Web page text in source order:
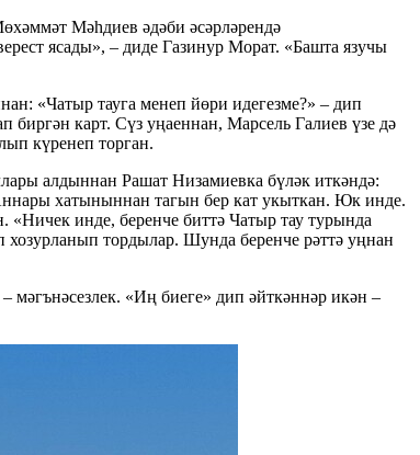
Мәһдиев әдәби әсәрләрендә
ясады», – диде Газинур Морат. «Башта язучы
«Чатыр тауга менеп йөри идегезме?» – дип
карт. Сүз уңаеннан, Марсель Галиев үзе дә
күренеп торган.
алдыннан Рашат Низамиевка бүләк иткәндә:
хатыныннан тагын бер кат укыткан. Юк инде.
инде, беренче биттә Чатыр тау турында
тордылар. Шунда беренче рәттә уңнан
«Иң биеге» дип әйткәннәр икән –